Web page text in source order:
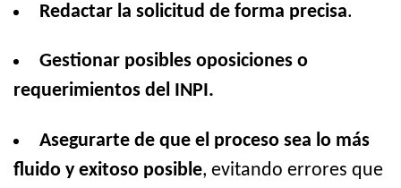
Redactar la solicitud de forma precisa.
Gestionar posibles oposiciones o
requerimientos del INPI.
Asegurarte de que el proceso sea lo más
fluido y exitoso posible, evitando errores que